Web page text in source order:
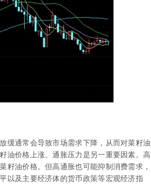
缓通常会导致市场需求下降，从而对菜籽油
油价格上涨。通胀压力是另一重要因素。高
籽油价格。但高通胀也可能抑制消费需求，
以及主要经济体的货币政策等宏观经济指